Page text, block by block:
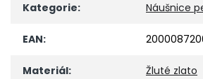
Kategorie: Náušnice
EAN:
Materiál: Žluté zlato